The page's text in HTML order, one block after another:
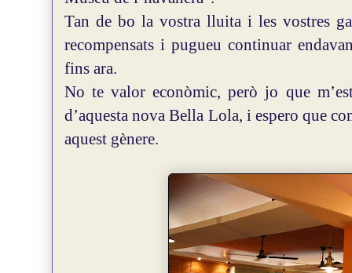
Tan de bo la vostra lluita i les vostres
recompensats i pugueu continuar
fins ara.
No te valor econòmic, però jo que
d’aquesta nova Bella Lola, i espero que
aquest gènere.